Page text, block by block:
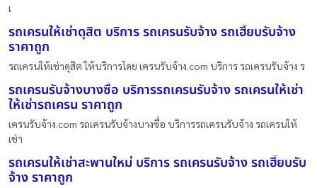
เ
รถเครนให้เช่าดุสิต บริการ รถเครนรับจ้าง รถเฮี๊ยบรับจ้าง
ราคาถูก
รถเครนให้เช่าดุสิต ให้บริการโดย เครนรับจ้าง.com บริการ รถเครนรับจ้าง ร
รถเครนรับจ้างบางซื่อ บริการรถเครนรับจ้าง รถเครนให้เช่า
ให้เช่ารถเครน ราคาถูก
เครนรับจ้าง.com รถเครนรับจ้างบางซื่อ บริการรถเครนรับจ้าง รถเครนให้
เช่า
รถเครนให้เช่าสะพานใหม่ บริการ รถเครนรับจ้าง รถเฮี๊ยบรับ
จ้าง ราคาถูก